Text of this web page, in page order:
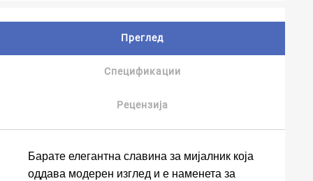
Преглед
Спецификации
Рецензија
Барате елегантна славина за мијалник која
оддава модерен изглед и е наменета за